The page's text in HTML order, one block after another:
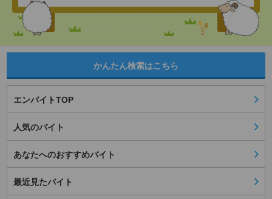
かんたん検索はこちら
エンバイトTOP
人気のバイト
あなたへのおすすめバイト
最近見たバイト